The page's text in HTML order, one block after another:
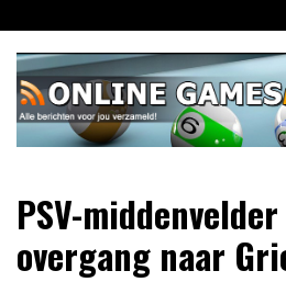
naar
inhoud
Online Games
verzameld
PSV-
overgang naar